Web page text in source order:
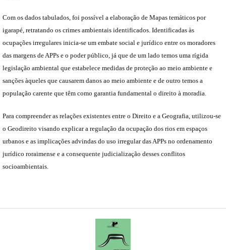
Com os dados tabulados, foi possível a elaboração de Mapas temáticos por
igarapé, retratando os crimes ambientais identificados. Identificadas às
ocupações irregulares inicia-se um embate social e jurídico entre os moradores
das margens de APPs e o poder público, já que de um lado temos uma rígida
legislação ambiental que estabelece medidas de proteção ao meio ambiente e
sanções àqueles que causarem danos ao meio ambiente e de outro temos a
população carente que têm como garantia fundamental o direito à moradia.
Para compreender as relações existentes entre o Direito e a Geografia, utilizou-se
o Geodireito visando explicar a regulação da ocupação dos rios em espaços
urbanos e as implicações advindas do uso irregular das APPs no ordenamento
jurídico roraimense e a consequente judicialização desses conflitos
socioambientais.